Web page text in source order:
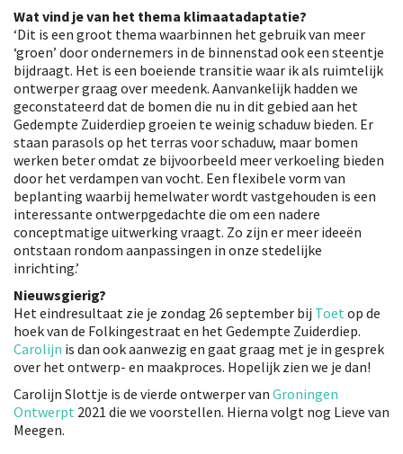
Wat vind je van het thema klimaatadaptatie?
‘Dit is een groot thema waarbinnen het gebruik van meer
‘groen’ door ondernemers in de binnenstad ook een steentje
bijdraagt. Het is een boeiende transitie waar ik als ruimtelijk
ontwerper graag over meedenk. Aanvankelijk hadden we
geconstateerd dat de bomen die nu in dit gebied aan het
Gedempte Zuiderdiep groeien te weinig schaduw bieden. Er
staan parasols op het terras voor schaduw, maar bomen
werken beter omdat ze bijvoorbeeld meer verkoeling bieden
door het verdampen van vocht. Een flexibele vorm van
beplanting waarbij hemelwater wordt vastgehouden is een
interessante ontwerpgedachte die om een nadere
conceptmatige uitwerking vraagt. Zo zijn er meer ideeën
ontstaan rondom aanpassingen in onze stedelijke
inrichting.’
Nieuwsgierig?
Het eindresultaat zie je zondag 26 september bij Toet op de
hoek van de Folkingestraat en het Gedempte Zuiderdiep.
Carolijn is dan ook aanwezig en gaat graag met je in gesprek
over het ontwerp- en maakproces. Hopelijk zien we je dan!
Carolijn Slottje is de vierde ontwerper van Groningen
Ontwerpt 2021 die we voorstellen. Hierna volgt nog Lieve van
Meegen.